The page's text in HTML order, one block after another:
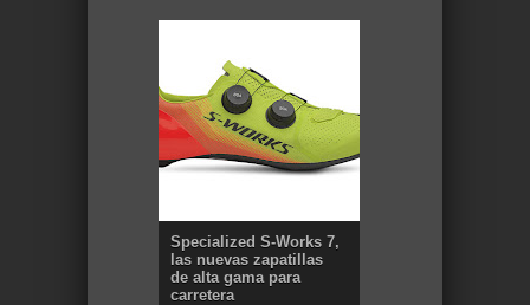
Specialized S-Works 7,
las nuevas zapatillas
de alta gama para
carretera